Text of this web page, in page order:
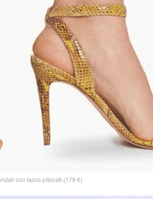
con tacco pitonati (179 €)